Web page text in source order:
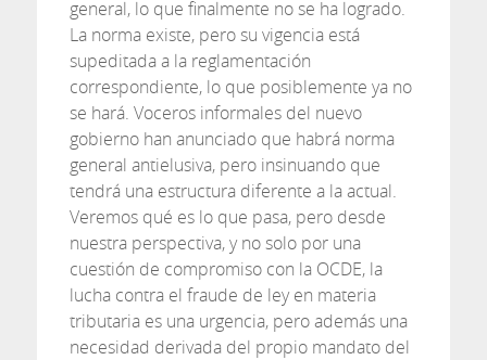
general, lo que finalmente no se ha logrado.
La norma existe, pero su vigencia está
supeditada a la reglamentación
correspondiente, lo que posiblemente ya no
se hará. Voceros informales del nuevo
gobierno han anunciado que habrá norma
general antielusiva, pero insinuando que
tendrá una estructura diferente a la actual.
Veremos qué es lo que pasa, pero desde
nuestra perspectiva, y no solo por una
cuestión de compromiso con la OCDE, la
lucha contra el fraude de ley en materia
tributaria es una urgencia, pero además una
necesidad derivada del propio mandato del